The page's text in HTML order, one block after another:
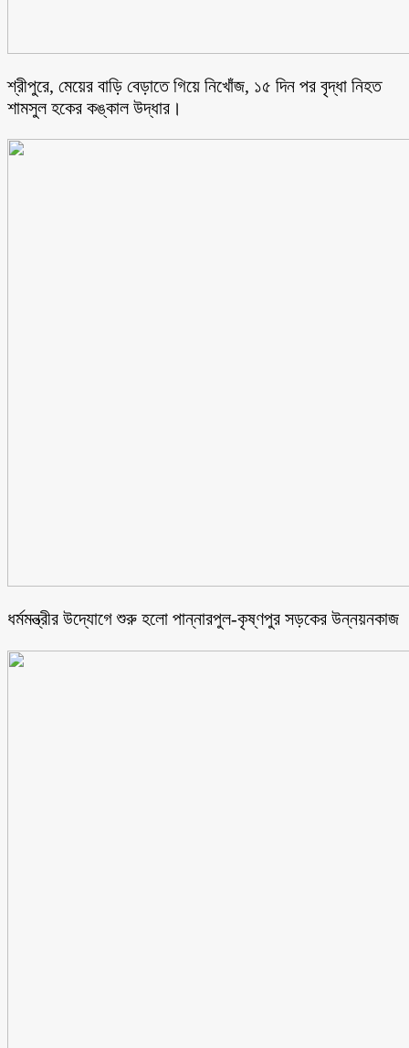
শ্রীপুরে, মেয়ের বাড়ি বেড়াতে গিয়ে নিখোঁজ, ১৫ দিন পর বৃদ্ধা নিহত
শামসুল হকের কঙ্কাল উদ্ধার।
ধর্মমন্ত্রীর উদ্যোগে শুরু হলো পান্নারপুল-কৃষ্ণপুর সড়কের উন্নয়নকাজ